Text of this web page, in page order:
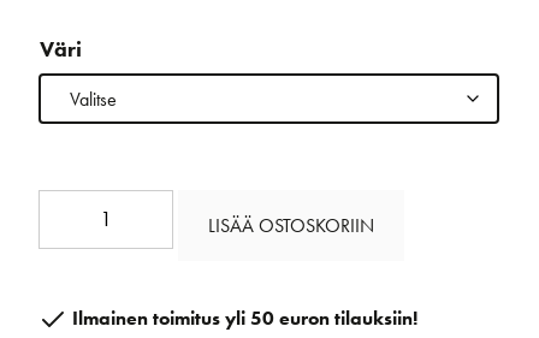
Väri
Compact
mm
LISÄÄ OSTOSKORIIN
Ilmainen toimitus yli 50 euron tilauksiin!